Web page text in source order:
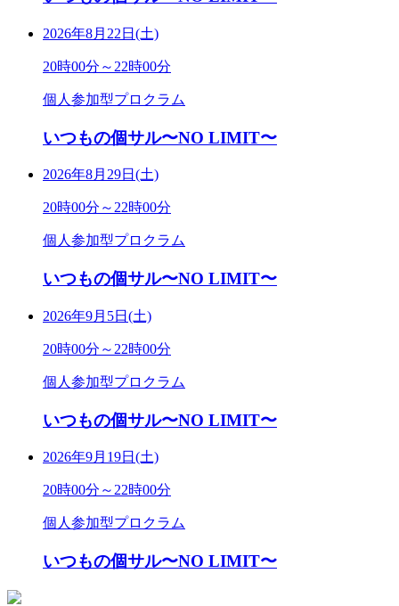
2026年8月22日(土)
20時00分～22時00分
個人参加型プロクラム
いつもの個サル〜NO LIMIT〜
2026年8月29日(土)
20時00分～22時00分
個人参加型プロクラム
いつもの個サル〜NO LIMIT〜
2026年9月5日(土)
20時00分～22時00分
個人参加型プロクラム
いつもの個サル〜NO LIMIT〜
2026年9月19日(土)
20時00分～22時00分
個人参加型プロクラム
いつもの個サル〜NO LIMIT〜